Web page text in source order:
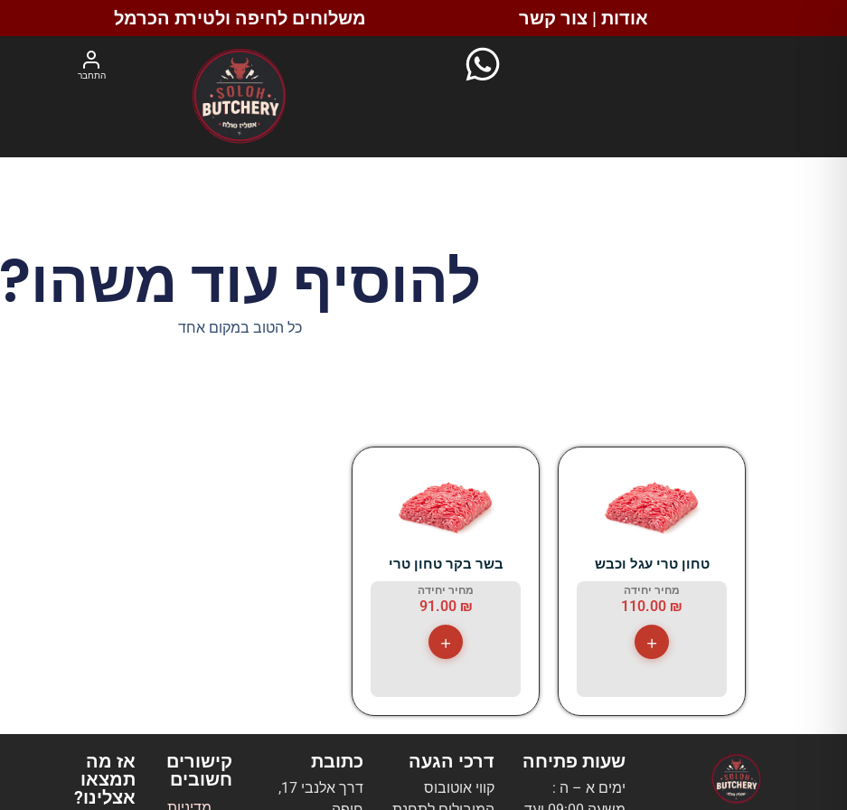
משלוחים לחיפה ולטירת הכרמל אודות |צור קשר
התחבר
להוסיף עוד משהו?
כל הטוב במקום אחד
טחון טרי עגל וכבש
מחיר יחידה
110.00 ₪
+
בשר בקר טחון טרי
מחיר יחידה
91.00 ₪
+
שעות פתיחה
ימים א – ה :
דרכי הגעה
קווי אוטובוס
כתובת
דרך אלנבי 17,
קישורים
חשובים
אז מה
תמצאו
אצלינו?